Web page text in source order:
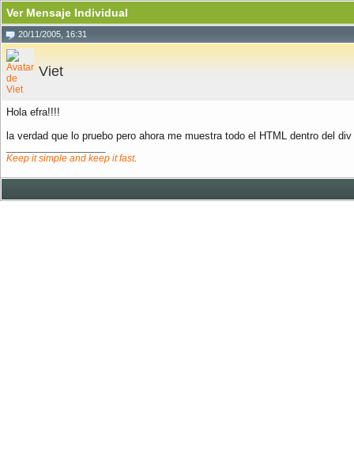
Ver Mensaje Individual
20/11/2005, 16:31
Viet
Hola efra!!!!
la verdad que lo pruebo pero ahora me muestra todo el HTML dentro del
Keep it simple and keep it fast.